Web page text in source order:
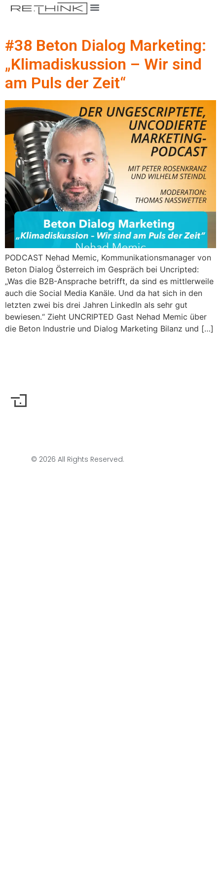
#38 Beton Dialog Marketing:
„Klimadiskussion – Wir sind
am Puls der Zeit“
PODCAST Nehad Memic, Kommunikationsmanager von
Beton Dialog Österreich im Gespräch bei Uncripted:
„Was die B2B-Ansprache betrifft, da sind es mittlerweile
auch die Social Media Kanäle. Und da hat sich in den
letzten zwei bis drei Jahren LinkedIn als sehr gut
bewiesen.“ Zieht UNCRIPTED Gast Nehad Memic über
die Beton Industrie und Dialog Marketing Bilanz und […]
© 2026 All Rights Reserved.